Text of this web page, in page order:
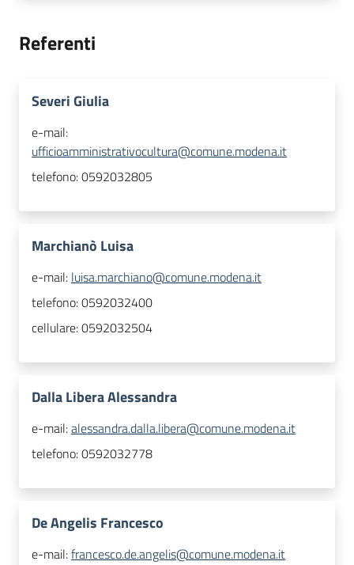
Referenti
Severi Giulia
e-mail:
ufficioamministrativocultura@comune.modena.it
telefono:0592032805
Marchianò Luisa
e-mail: luisa.marchiano@comune.modena.it
telefono:0592032400
cellulare:0592032504
Dalla Libera Alessandra
e-mail:alessandra.dalla.libera@comune.modena.it
telefono:0592032778
De Angelis Francesco
e-mail:francesco.de.angelis@comune.modena.it